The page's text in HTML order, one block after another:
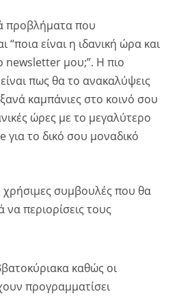
προβλήματα που
“ποια είναι η ιδανική ώρα και
newsletter μου;”. Η πιο
πως θα το ανακαλύψεις
καμπάνιες στο κοινό σου
ώρες με το μεγαλύτερο
για το δικό σου μοναδικό
συμβουλές που θα
περιορίσεις τους
καθώς οι
προγραμματίσει